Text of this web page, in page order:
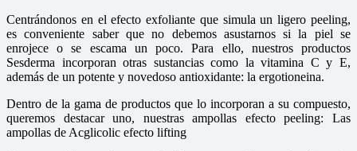
Centrándonos en el efecto exfoliante que simula un ligero peeling,
es conveniente saber que no debemos asustarnos si la piel se
enrojece o se escama un poco. Para ello, nuestros productos
Sesderma incorporan otras sustancias como la vitamina C y E,
además de un potente y novedoso antioxidante: la ergotioneina.
Dentro de la gama de productos que lo incorporan a su compuesto,
queremos destacar uno, nuestras ampollas efecto peeling: Las
ampollas de Acglicolic efecto lifting